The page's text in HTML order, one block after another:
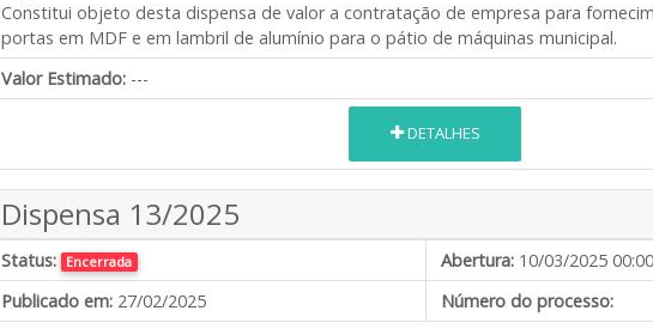
Constitui objeto desta dispensa de valor a contratação de empresa para
portas em MDF e em lambril de alumínio para o pátio de máquinas municipal.
Valor Estimado: ---
DETALHES
Dispensa 13/2025
Status: Encerrada Abertura: 10/03/2025 00:00
Publicado em: 27/02/2025
Número do processo: